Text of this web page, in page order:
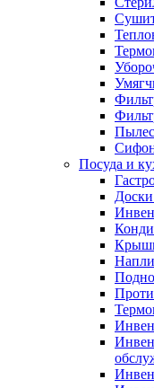
Посуда и